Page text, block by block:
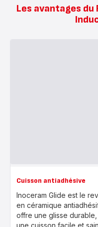
Les avantages du
Cuisson antiadhésive
Inoceram Glide est le
en céramique
offre une glisse
une cuisson facile et